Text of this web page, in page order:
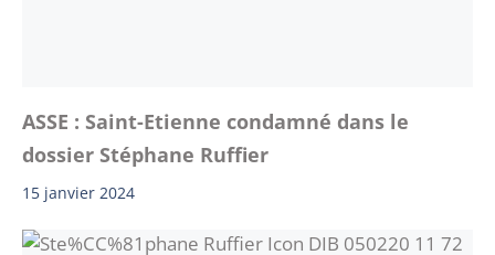
ASSE : Saint-Etienne condamné dans le
dossier Stéphane Ruffier
15 janvier 2024